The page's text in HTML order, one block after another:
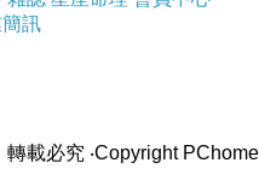
好先進唷
後面，居然還有幽
訊
轉載必究 ‧Copyright PChome